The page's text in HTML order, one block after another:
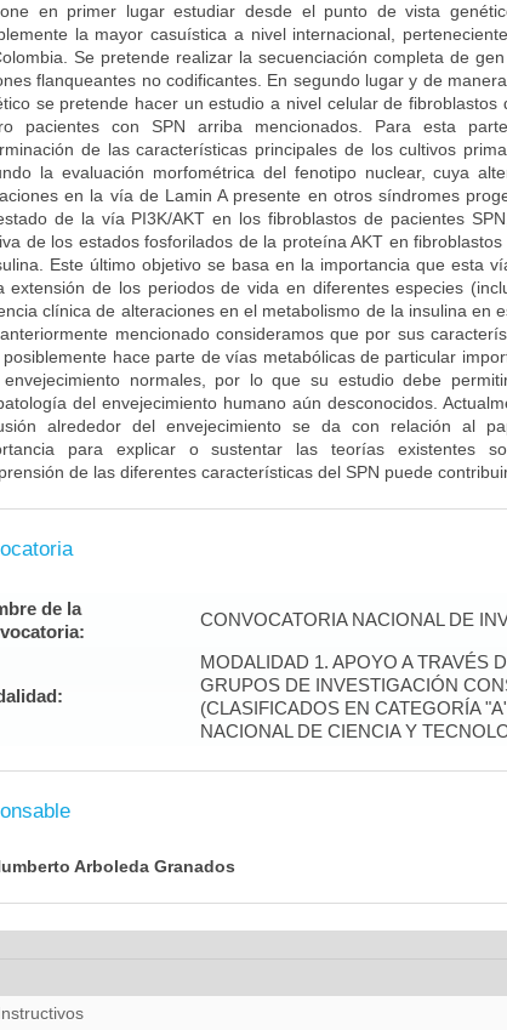
en primer lugar estudiar desde el punto de vista
la mayor casuística a nivel internacional,
Se pretende realizar la secuenciación completa de
flanqueantes no codificantes. En segundo lugar y de
se pretende hacer un estudio a nivel celular de fibroblastos
pacientes con SPN arriba mencionados. Para esta
de las características principales de los cultivos
la evaluación morfométrica del fenotipo nuclear, cuya
en la vía de Lamin A presente en otros síndromes
de la vía PI3K/AKT en los fibroblastos de pacientes
de los estados fosforilados de la proteína AKT en fibroblastos
Este último objetivo se basa en la importancia que esta
extensión de los periodos de vida en diferentes especies
clínica de alteraciones en el metabolismo de la insulina en
mencionado consideramos que por sus
posiblemente hace parte de vías metabólicas de particular
normales, por lo que su estudio debe
del envejecimiento humano aún desconocidos.
alrededor del envejecimiento se da con relación al
para explicar o sustentar las teorías existentes
de las diferentes características del SPN puede
de la
CONVOCATORIA NACIONAL DE
MODALIDAD 1. APOYO A TRAVÉS
GRUPOS DE INVESTIGACIÓN
(CLASIFICADOS EN CATEGORÍA
NACIONAL DE CIENCIA Y
Arboleda Granados